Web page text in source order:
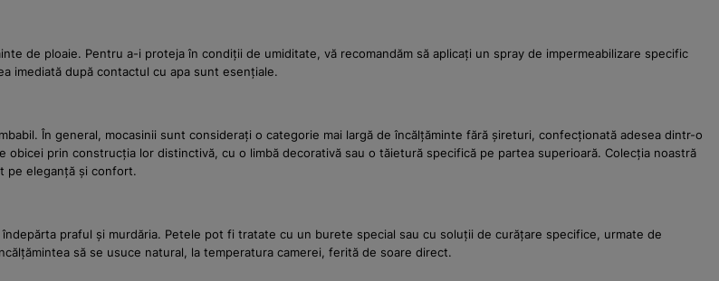
de ploaie. Pentru a-i proteja în condiții de umiditate, vă recomandăm să aplicați un spray de impermeabilizare specific
imediată după contactul cu apa sunt esențiale.
În general, mocasinii sunt considerați o categorie mai largă de încălțăminte fără șireturi, confecționată adesea dintr-o
prin construcția lor distinctivă, cu o limbă decorativă sau o tăietură specifică pe partea superioară. Colecția noastră
pe eleganță și confort.
praful și murdăria. Petele pot fi tratate cu un burete special sau cu soluții de curățare specifice, urmate de
să se usuce natural, la temperatura camerei, ferită de soare direct.